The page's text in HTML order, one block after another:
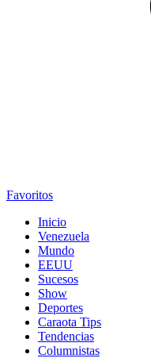
Favoritos
Inicio
Venezuela
Mundo
EEUU
Sucesos
Show
Deportes
Caraota Tips
Tendencias
Columnistas